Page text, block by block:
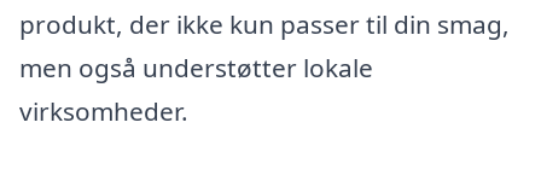
produkt, der ikke kun passer til din smag,
men også understøtter lokale
virksomheder.